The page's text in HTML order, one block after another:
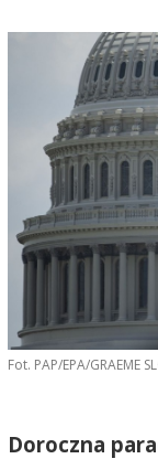
Fot. PAP/EPA/GRAEME
Doroczna